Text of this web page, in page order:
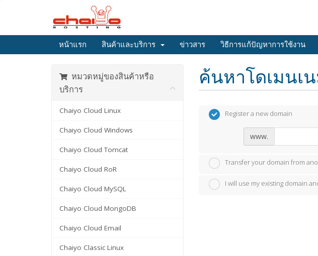
หน้าแรก สินค้าและบริการ ข่าวสาร วิธีการแก้ปัญหาการใช้งาน
ค้นหาโดเมนเ
หมวดหมู่ของสินค้าหรือ
บริการ
Chaiyo Cloud Linux
Chaiyo Cloud Windows
Chaiyo Cloud Tomcat
Chaiyo Cloud RoR
Chaiyo Cloud MySQL
Chaiyo Cloud MongoDB
Chaiyo Cloud Email
Chaiyo Classic Linux
Register a new domain
www.
Transfer your domain from
I will use my existing domain